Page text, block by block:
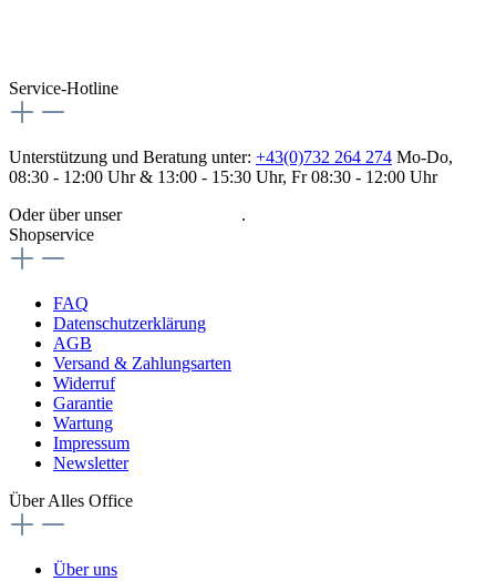
Service-Hotline
Unterstützung und Beratung unter: +43(0)732 264 274 Mo-Do,
08:30 - 12:00 Uhr & 13:00 - 15:30 Uhr, Fr 08:30 - 12:00 Uhr
Oder über unser
.
Shopservice
FAQ
Datenschutzerklärung
AGB
Versand & Zahlungsarten
Widerruf
Garantie
Wartung
Impressum
Newsletter
Über Alles Office
Über uns